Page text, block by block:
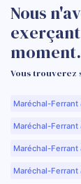
Nous
moment.
Vous trouverez
Maréchal-Ferrant
Maréchal-Ferrant
Maréchal-Ferrant
Maréchal-Ferrant